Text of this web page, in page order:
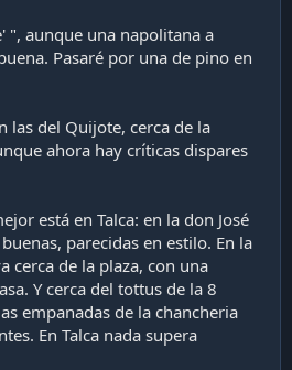
", aunque una napolitana a
Pasaré por una de pino en
las del Quijote, cerca de la
ahora hay críticas dispares
está en Talca: en la don José
parecidas en estilo. En la
cerca de la plaza, con una
Y cerca del tottus de la 8
empanadas de la chancheria
En Talca nada supera